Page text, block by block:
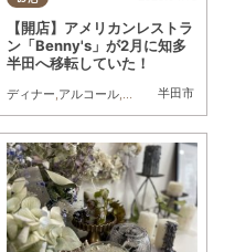
,開店 半田市
【開店】アメリカンレストラ
ン「Benny's」が2月に知多
半田へ移転していた！
ディナー,アルコール,開店